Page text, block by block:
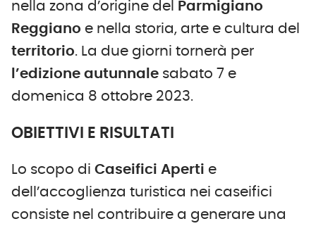
nella zona d’origine del
Parmigiano
Reggiano e nella storia, arte e cultura del
territorio. La due giorni tornerà per
l’edizione autunnale sabato 7 e
domenica 8 ottobre 2023.
OBIETTIVI E RISULTATI
Lo scopo di Caseifici Aperti e
dell’accoglienza turistica nei caseifici
consiste nel contribuire a generare una